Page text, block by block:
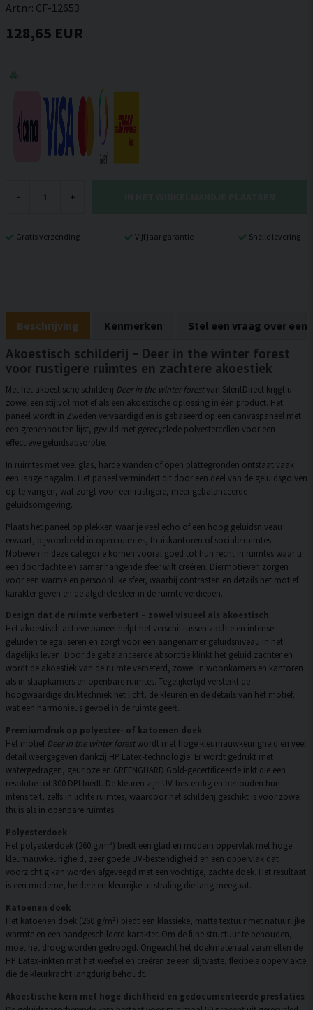
Artnr: CF-12653
128,65 EUR
- +
Gratis verzending Vijf jaar garantie Snelle levering
Beschrijving Kenmerken Stel een vraag over een
Akoestisch schilderij – Deer in the winter forest
voor rustigere ruimtes en zachtere akoestiek
Met het akoestische schilderij Deer in the winter forestvan SilentDirect krijgt u
zowel een stijlvol motief als een akoestische oplossing in één product. Het
paneel wordt in Zweden vervaardigd en is gebaseerd op een canvaspaneel met
een grenenhouten lijst, gevuld met gerecyclede polyestercellen voor een
effectieve geluidsabsorptie.
In ruimtes met veel glas, harde wanden of open plattegronden ontstaat vaak
een lange nagalm. Het paneel vermindert dit door een deel van de geluidsgolven
op te vangen, wat zorgt voor een rustigere, meer gebalanceerde
geluidsomgeving.
Plaats het paneel op plekken waar je veel echo of een hoog geluidsniveau
ervaart, bijvoorbeeld in open ruimtes, thuiskantoren of sociale ruimtes.
Motieven in deze categorie komen vooral goed tot hun recht in ruimtes waar u
een doordachte en samenhangende sfeer wilt creëren. Diermotieven zorgen
voor een warme en persoonlijke sfeer, waarbij contrasten en details het motief
karakter geven en de algehele sfeer in de ruimte verdiepen.
Design dat de ruimte verbetert – zowel visueel als akoestisch
Het akoestisch actieve paneel helpt het verschil tussen zachte en intense
geluiden te egaliseren en zorgt voor een aangenamer geluidsniveau in het
dagelijks leven. Door de gebalanceerde absorptie klinkt het geluid zachter en
wordt de akoestiek van de ruimte verbeterd, zowel in woonkamers en kantoren
als in slaapkamers en openbare ruimtes. Tegelijkertijd versterkt de
hoogwaardige druktechniek het licht, de kleuren en de details van het motief,
wat een harmonieus gevoel in de ruimte geeft.
Premiumdruk op polyester- of katoenen doek
Het motief Deer in the winter forestwordt met hoge kleurnauwkeurigheid en veel
detail weergegeven dankzij HP Latex-technologie. Er wordt gedrukt met
watergedragen, geurloze en GREENGUARD Gold-gecertificeerde inkt die een
resolutie tot 300 DPI biedt. De kleuren zijn UV-bestendig en behouden hun
intensiteit, zelfs in lichte ruimtes, waardoor het schilderij geschikt is voor zowel
thuis als in openbare ruimtes.
Polyesterdoek
Het polyesterdoek (260 g/m²) biedt een glad en modern oppervlak met hoge
kleurnauwkeurigheid, zeer goede UV-bestendigheid en een oppervlak dat
voorzichtig kan worden afgeveegd met een vochtige, zachte doek. Het resultaat
is een moderne, heldere en kleurrijke uitstraling die lang meegaat.
Katoenen doek
Het katoenen doek (260 g/m²) biedt een klassieke, matte textuur met natuurlijke
warmte en een handgeschilderd karakter. Om de fijne structuur te behouden,
moet het droog worden gedroogd. Ongeacht het doekmateriaal versmelten de
HP Latex-inkten met het weefsel en creëren ze een slijtvaste, flexibele oppervlakte
die de kleurkracht langdurig behoudt.
Akoestische kern met hoge dichtheid en gedocumenteerde prestaties